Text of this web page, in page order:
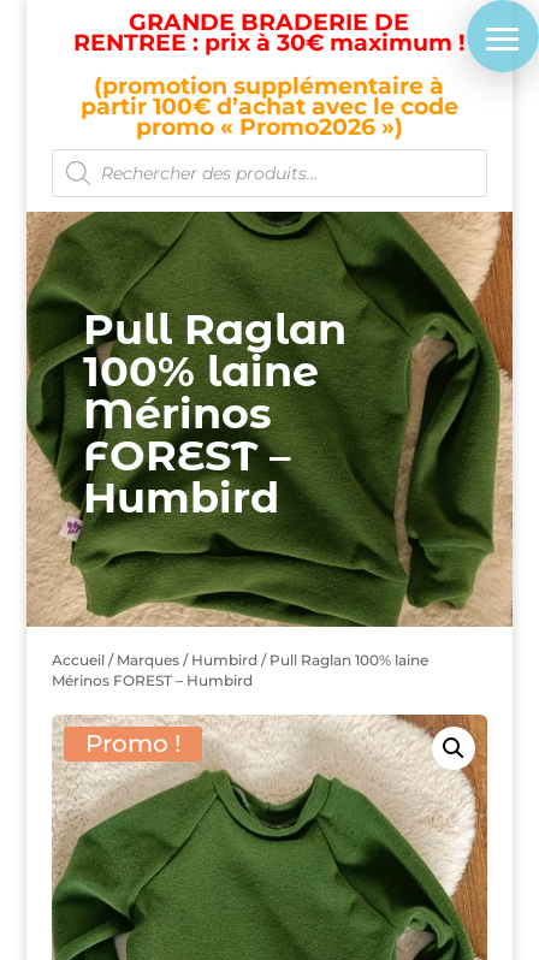
GRANDE BRADERIE DE
RENTREE : prix à 30€ maximum !
(promotion supplémentaire à
partir 100€ d’achat avec le code
promo « Promo2026 »)
Recherche
produits
Pull Raglan
100% laine
Mérinos
FOREST –
Humbird
Accueil/ Marques/ Humbird / Pull Raglan 100% laine
Mérinos FOREST – Humbird
Promo !